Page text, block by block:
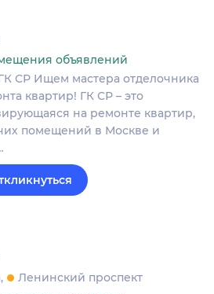
объявлений
СР Ищем мастера отделочника
квартир! ГК СР – это
на ремонте квартир,
помещений в Москве и
Ленинский проспект